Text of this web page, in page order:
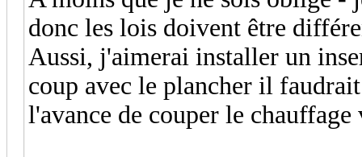
donc les lois doivent être
Aussi, j'aimerai installer un
coup avec le plancher il
l'avance de couper le